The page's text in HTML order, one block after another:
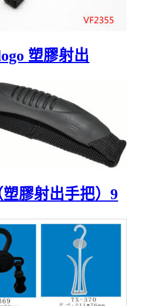
塑膠射出
膠射出手把）9